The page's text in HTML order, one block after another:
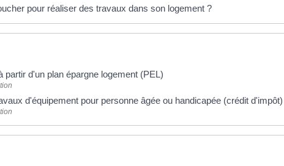
pour réaliser des travaux dans son logement ?
partir d'un plan épargne logement (PEL)
d'équipement pour personne âgée ou handicapée (crédit d'impôt)